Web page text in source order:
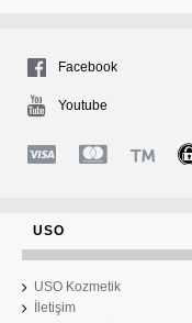
Facebook
Youtube
USO
USO Kozmetik
İletişim